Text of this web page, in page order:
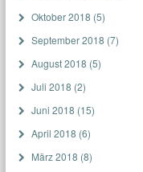
Oktober 2018 (5)
September 2018 (7)
August 2018 (5)
Juli 2018 (2)
Juni 2018 (15)
April 2018 (6)
März 2018 (8)